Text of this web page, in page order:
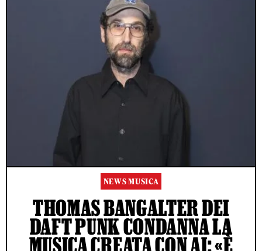
NEWS MUSICA
THOMAS BANGALTER DEI
DAFT PUNK CONDANNA LA
MUSICA CREATA CON AI: «È